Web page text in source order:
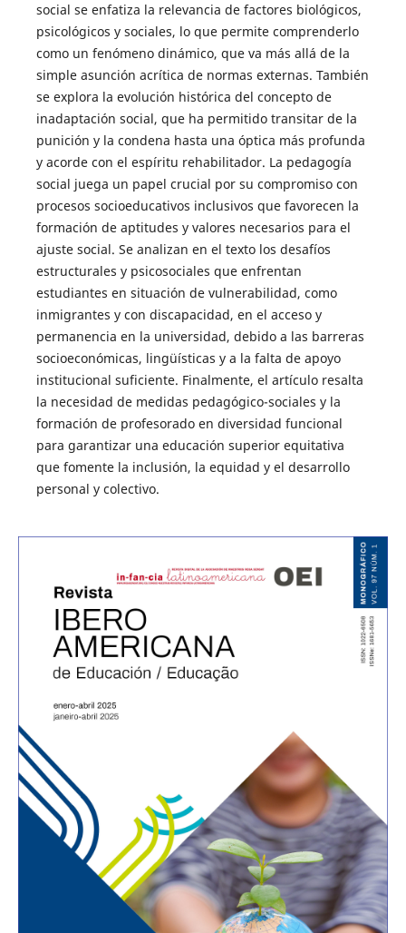
social se enfatiza la relevancia de factores biológicos,
psicológicos y sociales, lo que permite comprenderlo
como un fenómeno dinámico, que va más allá de la
simple asunción acrítica de normas externas. También
se explora la evolución histórica del concepto de
inadaptación social, que ha permitido transitar de la
punición y la condena hasta una óptica más profunda
y acorde con el espíritu rehabilitador. La pedagogía
social juega un papel crucial por su compromiso con
procesos socioeducativos inclusivos que favorecen la
formación de aptitudes y valores necesarios para el
ajuste social. Se analizan en el texto los desafíos
estructurales y psicosociales que enfrentan
estudiantes en situación de vulnerabilidad, como
inmigrantes y con discapacidad, en el acceso y
permanencia en la universidad, debido a las barreras
socioeconómicas, lingüísticas y a la falta de apoyo
institucional suficiente. Finalmente, el artículo resalta
la necesidad de medidas pedagógico-sociales y la
formación de profesorado en diversidad funcional
para garantizar una educación superior equitativa
que fomente la inclusión, la equidad y el desarrollo
personal y colectivo.